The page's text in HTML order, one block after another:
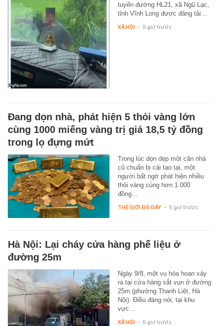
tuyến đường HL21, xã Ngũ Lạc,
tỉnh Vĩnh Long được đăng tải…
XÃ HỘI - 5 giờ trước
Đang dọn nhà, phát hiện 5 thỏi vàng lớn
cùng 1000 miếng vàng trị giá 18,5 tỷ đồng
trong lọ đựng mứt
Trong lúc dọn dẹp một căn nhà
cũ chuẩn bị cải tạo tại, một
người bất ngờ phát hiện nhiều
thỏi vàng cùng hơn 1.000
đồng…
THẾ GIỚI ĐÓ ĐÂY - 5 giờ trước
Hà Nội: Lại cháy cửa hàng phế liệu ở
đường 25m
Ngày 9/8, một vụ hỏa hoạn xảy
ra tại cửa hàng sắt vụn ở đường
25m (phường Thanh Liệt, Hà
Nội). Điều đáng nói, tại khu
vực…
XÃ HỘI - 5 giờ trước